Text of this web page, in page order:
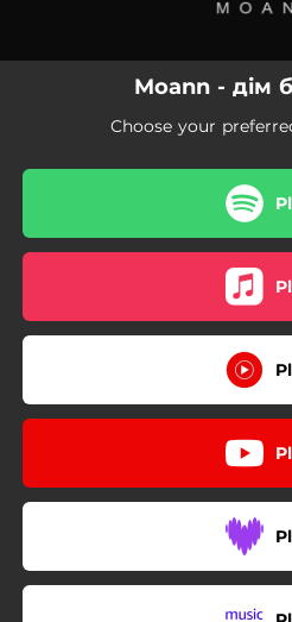
Moann - дім
Choose your